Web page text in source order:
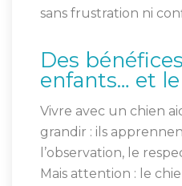
sans frustration ni
Des
enfants… et
Vivre avec un chien
grandir : ils
l’observation, le
Mais attention : le